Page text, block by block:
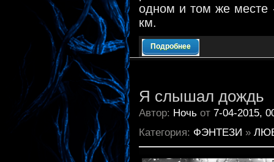
одном и том же месте
км.
Подробнее
Я слышал дождь
Автор: Ночь от 7-04-2015,
Категория: ФЭНТЕЗИ »